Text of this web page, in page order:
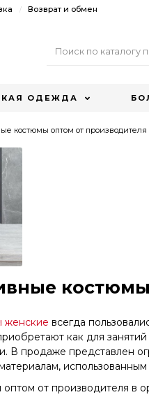
Возврат и обмен
ОДЕЖДА
костюмы оптом от производителя
женские всегда
как для
В продаже представлен
использованным
от производителя в